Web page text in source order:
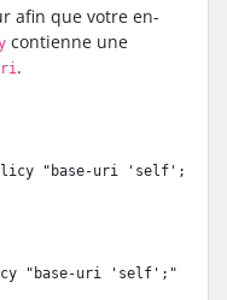
afin que votre en-
contienne une
.
"base-uri 'self';"
"base-uri 'self';"